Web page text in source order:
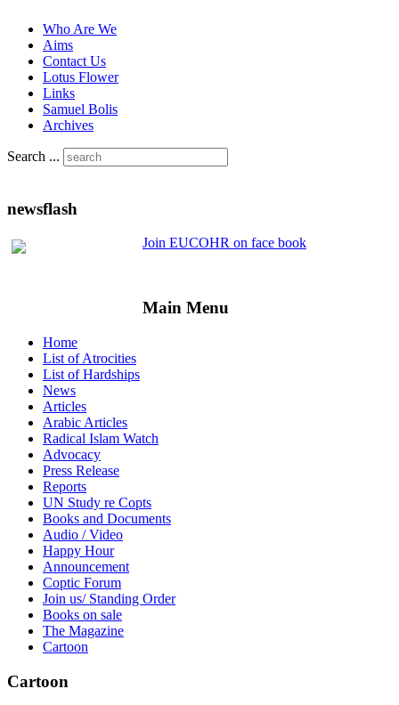
Who Are We
Aims
Contact Us
Lotus Flower
Links
Samuel Bolis
Archives
Search ...
newsflash
Join EUCOHR on face book
Main Menu
Home
List of Atrocities
List of Hardships
News
Articles
Arabic Articles
Radical Islam Watch
Advocacy
Press Release
Reports
UN Study re Copts
Books and Documents
Audio / Video
Happy Hour
Announcement
Coptic Forum
Join us/ Standing Order
Books on sale
The Magazine
Cartoon
Cartoon